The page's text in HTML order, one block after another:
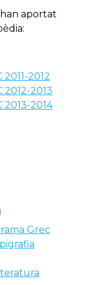
aportat
2012
2013
2013-2014
Grec